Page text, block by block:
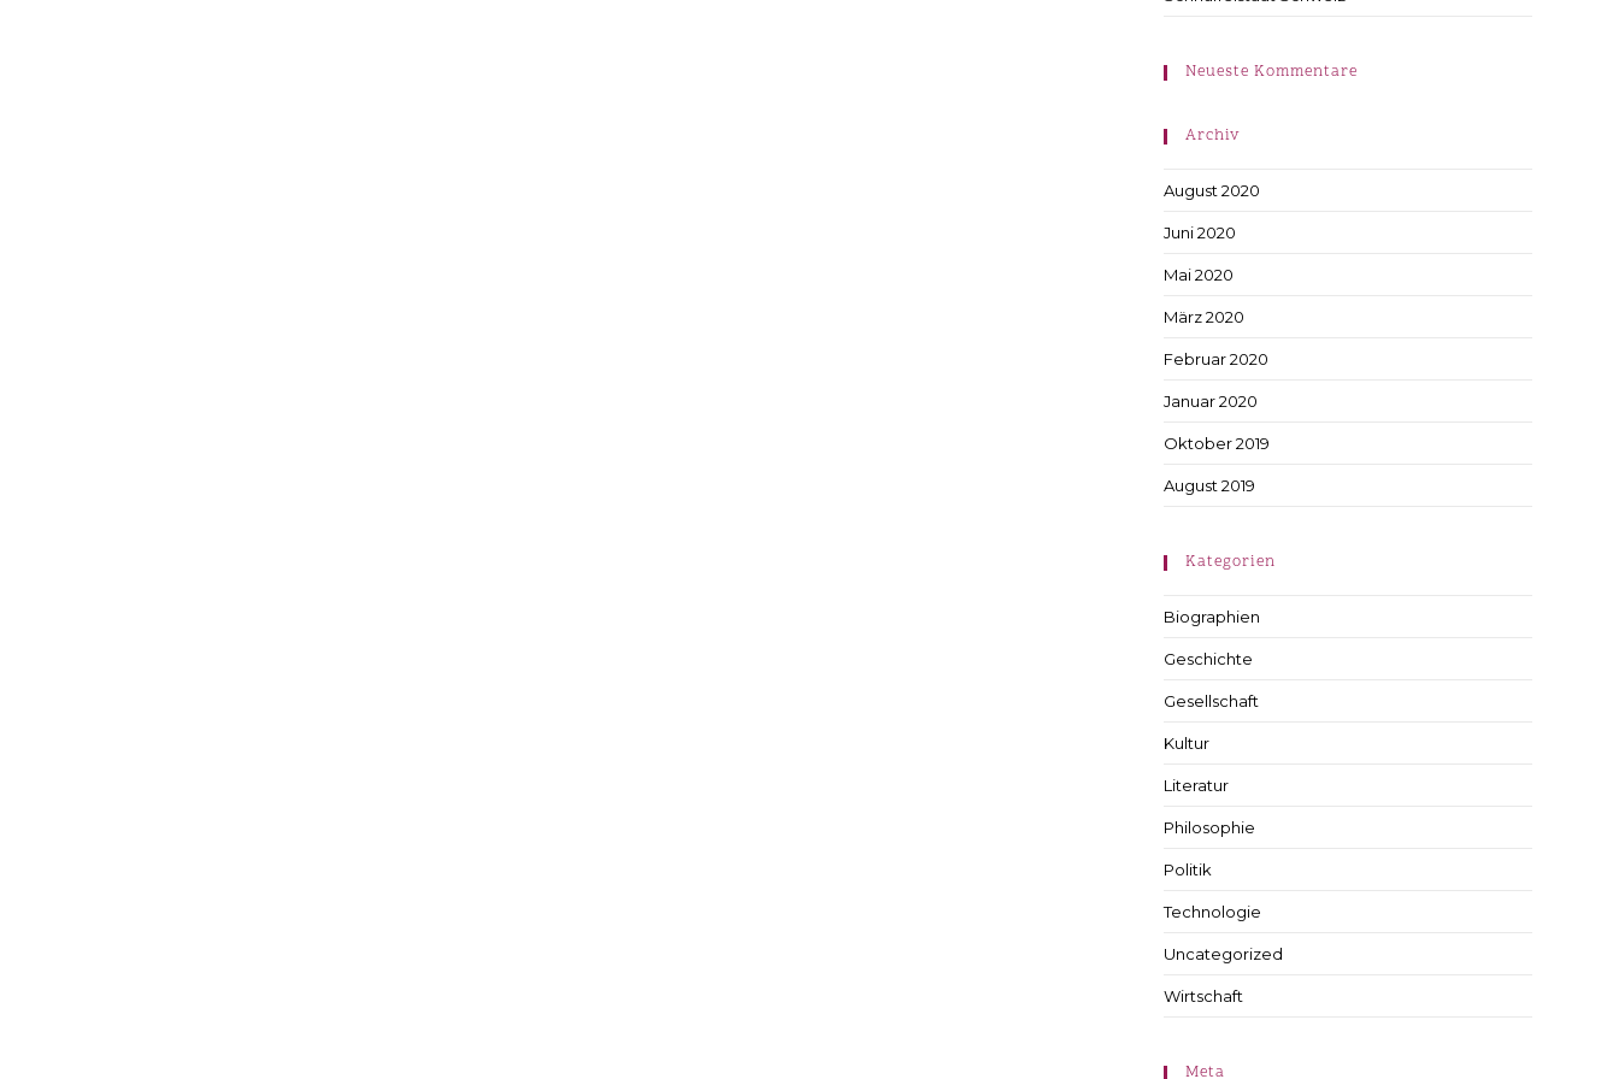
Neueste Kommentare
Archiv
August 2020
Juni 2020
Mai 2020
März 2020
Februar 2020
Januar 2020
Oktober 2019
August 2019
Kategorien
Biographien
Geschichte
Gesellschaft
Kultur
Literatur
Philosophie
Politik
Technologie
Uncategorized
Wirtschaft
Meta